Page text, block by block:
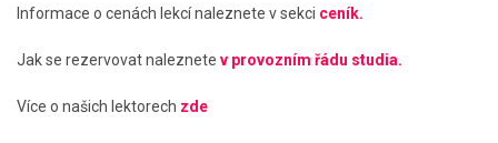
Informace o cenách lekcí naleznete v sekci ceník.
Jak se rezervovat naleznete v provozním řádu studia.
Více o našich lektorech zde